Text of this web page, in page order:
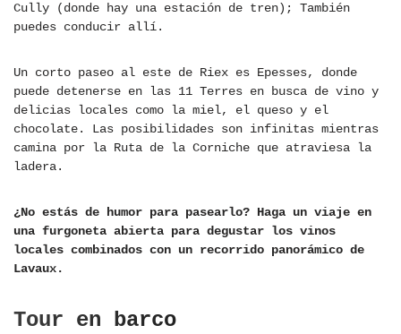
Cully (donde hay una estación de tren); También
puedes conducir allí.
Un corto paseo al este de Riex es Epesses, donde
puede detenerse en las 11 Terres en busca de vino y
delicias locales como la miel, el queso y el
chocolate. Las posibilidades son infinitas mientras
camina por la Ruta de la Corniche que atraviesa la
ladera.
¿No estás de humor para pasearlo? Haga un viaje en
una furgoneta abierta para degustar los vinos
locales combinados con un recorrido panorámico de
Lavaux.
Tour en barco